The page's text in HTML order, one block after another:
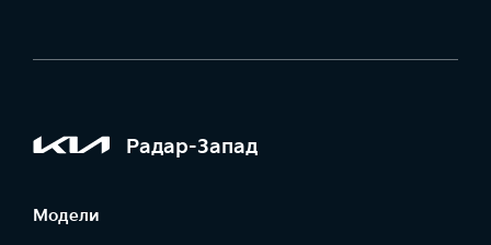
Радар-Запад
Модели